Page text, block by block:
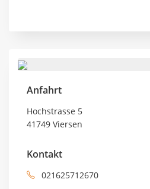
Anfahrt
Hochstrasse 5
41749 Viersen
Kontakt
021625712670